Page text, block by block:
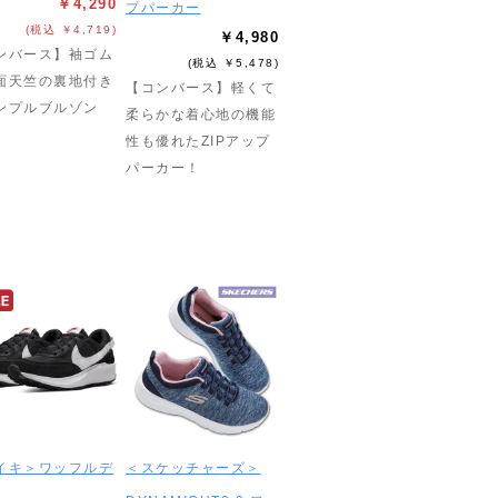
￥4,290
(税込 ￥4,719)
バース】袖ゴム
天竺の裏地付き
プルブルゾン
プパーカー
￥4,980
(税込 ￥5,478)
【コンバース】軽くて
柔らかな着心地の機能
性も優れたZIPアップ
パーカー！
キ＞ワッフルデ ＜スケッチャーズ＞